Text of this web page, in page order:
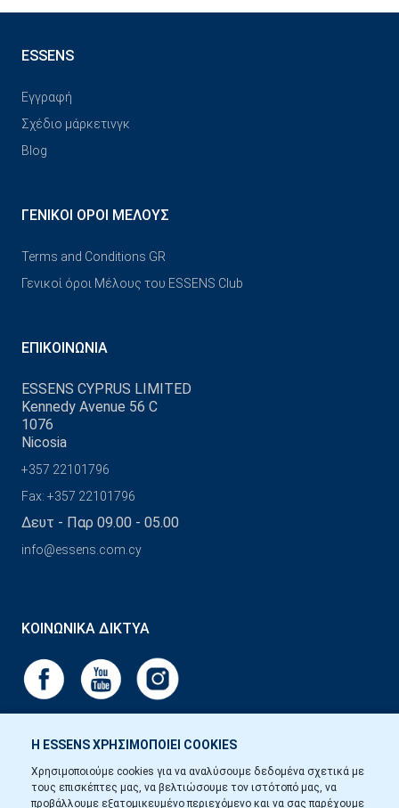
Η ESSENS ΧΡΗΣΙΜΟΠΟΙΕΙ COOKIES
Χρησιμοποιούμε cookies για να αναλύσουμε δεδομένα σχετικά με
τους επισκέπτες μας, να βελτιώσουμε τον ιστότοπό μας, να
προβάλλουμε εξατομικευμένο περιεχόμενο και να σας παρέχουμε
ESSENS
Εγγραφή
Σχέδιο μάρκετινγκ
Blog
ΓΕΝΙΚΟΊ ΌΡΟΙ ΜΈΛΟΥΣ
Terms and Conditions GR
Γενικοί όροι Μέλους του ESSENS Club
ΕΠΙΚΟΙΝΩΝΊΑ
ESSENS CYPRUS LIMITED
Kennedy Avenue 56 C
1076
Nicosia
+357 22101796
Fax: +357 22101796
Δευτ - Παρ 09.00 - 05.00
info@essens.com.cy
ΚΟΙΝΩΝΙΚΆ ΔΊΚΤΥΑ